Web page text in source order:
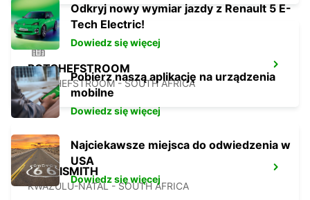
POTCHEFSTROOM
POTCHEFSTROOM - SOUTH AFRICA
HARRISMITH
KWAZULU-NATAL - SOUTH AFRICA
Odkryj nowy wymiar jazdy z Renault 5 E-
Tech Electric!
Dowiedz się więcej
Pobierz naszą aplikację na urządzenia
mobilne
Dowiedz się więcej
Najciekawsze miejsca do odwiedzenia w
USA
Dowiedz się więcej